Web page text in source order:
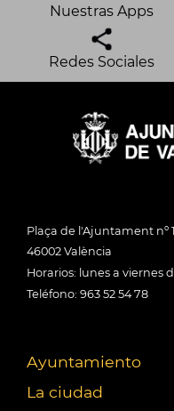
Nuestras Apps
Redes Sociales
Plaça de l'Ajuntament nº 1
46002 València
Horarios: lunes a viernes
Teléfono: 963 52 54 78
Ayuntamiento
La ciudad